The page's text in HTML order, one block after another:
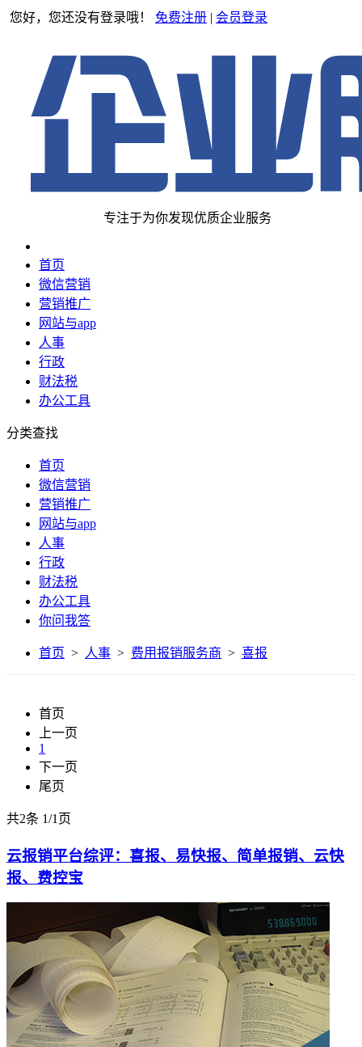
您好，您还没有登录哦！ 免费注册 | 会员登录
专注于为你发现优质企业服务
首页
微信营销
营销推广
网站与app
人事
行政
财法税
办公工具
分类查找
首页
微信营销
营销推广
网站与app
人事
行政
财法税
办公工具
你问我答
首页 > 人事 > 费用报销服务商 > 喜报
首页
上一页
1
下一页
尾页
共2条 1/1页
云报销平台综评：喜报、易快报、简单报销、云快
报、费控宝